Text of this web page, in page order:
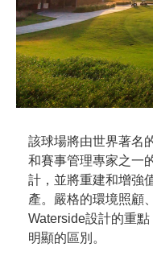
該球場將由世界著名
和賽事管理專家之一
計，並將重建和增強
產。嚴格的環境照顧
Waterside設計的重
明顯的區別。